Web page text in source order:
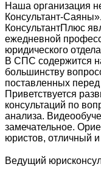
Наша организация
Консультант-
КонсультантПлюс
ежедневной
юридического
В СПС содержится
большинству
поставленных
Приветствуется
консультаций по
анализа.
замечательное.
юристов, отличный
Ведущий